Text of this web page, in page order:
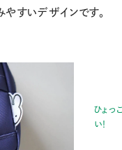
やすいデザインです。
ひょっ
い！